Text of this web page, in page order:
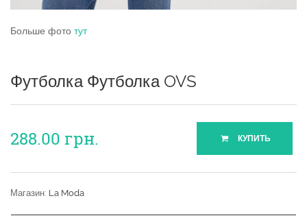
Больше фото тут
Футболка Футболка OVS
288.00 грн. КУПИТЬ
Магазин: La Moda